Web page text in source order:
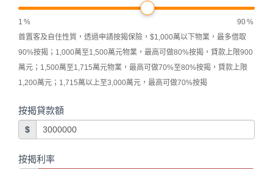
1 % 90%
首置客及自住性質，透過申請按揭保險，$1,000萬以下物業，最多借取
90%按揭；1,000萬至1,500萬元物業，最高可做80%按揭，貸款上限900
萬元；1,500萬至1,715萬元物業，最高可做70%至80%按揭，貸款上限
1,200萬元；1,715萬以上至3,000萬元，最高可做70%按揭
按揭貸款額
$
按揭利率